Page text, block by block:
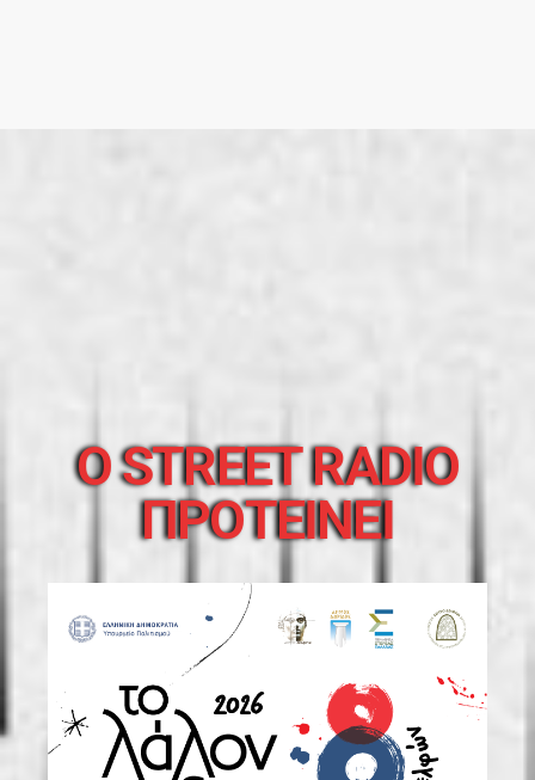
O STREET RADIO
ΠΡΟΤΕΙΝΕΙ